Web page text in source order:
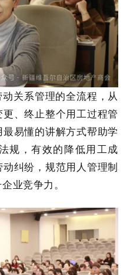
关系管理的全流程，从
、终止整个用工过程管
易懂的讲解方式帮助学
规，有效的降低用工成
纠纷，规范用人管理制
业竞争力。